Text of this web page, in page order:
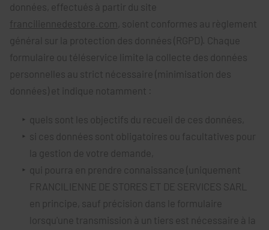
données, effectués à partir du site
franciliennedestore.com , soient conformes au règlement
général sur la protection des données (RGPD). Chaque
formulaire ou téléservice limite la collecte des données
personnelles au strict nécessaire (minimisation des
données) et indique notamment :
quels sont les objectifs du recueil de ces données,
si ces données sont obligatoires ou facultatives pour
la gestion de votre demande,
qui pourra en prendre connaissance (uniquement
FRANCILIENNE DE STORES ET DE SERVICES SARL
en principe, sauf précision dans le formulaire
lorsqu'une transmission à un tiers est nécessaire à la